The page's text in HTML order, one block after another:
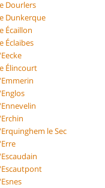
Dourlers
Dunkerque
Écaillon
Éclaibes
Élincourt
le Sec